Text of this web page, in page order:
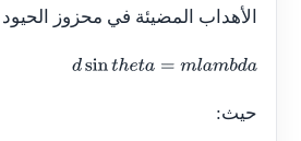
الأهداب المضيئة في محزوز
dsintheta= ml ambda
حيث: